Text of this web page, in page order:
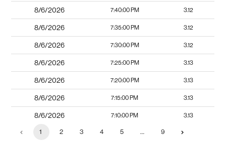
8/6/2026 7:40:00 PM 3.12
8/6/2026 7:35:00 PM 3.12
8/6/2026 7:30:00 PM 3.12
8/6/2026 7:25:00 PM 3.13
8/6/2026 7:20:00 PM 3.13
8/6/2026 7:15:00 PM 3.13
8/6/2026 7:10:00 PM 3.13
1 2 3 4 5 … 9